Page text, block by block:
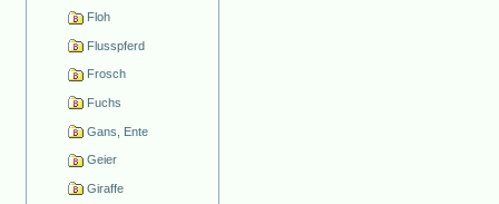
Floh
Flusspferd
Frosch
Fuchs
Gans, Ente
Geier
Giraffe